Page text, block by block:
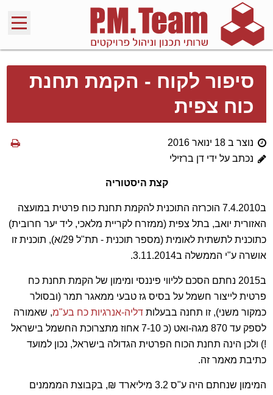
סיפור לקוח - הקמת תחנת
כוח צפית
נוצר ב 18 ינואר 2016
נכתב על ידי דן ברזילי
קצת היסטוריה
ב7.4.2010 הוכרזה התוכנית להקמת תחנת כוח פרטית במועצה
האזורית יואב, בתל צפית (ממזרח לקריית מלאכי, ליד יער חרובית)
כתוכנית לתשתית לאומית (מספר תוכנית - תת"ל 29/א), תוכנית זו
אושרה ע"י הממשלה ב3.11.2014.
ב2015 נחתם הסכם לליווי פיננסי ומימון של הקמת תחנת כח
פרטית לייצור חשמל על בסיס גז טבעי ממאגר תמר (ובסולר
כמקור משני), זו תחנה בבעלותדליה-אנרגיות כח בע"מ, שאמורה
לספק עד 870 מגה-ואט (כ 7-10 אחוז מתצרוכת החשמל בישראל
!) ולכן הינה תחנת הכוח הפרטית הגדולה בישראל, נכון למועד
כתיבת מאמר זה.
המימון שנחתם היה ע"ס 3.2 מיליארד ₪, בקבוצת המממנים